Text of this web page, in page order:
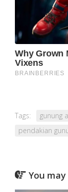
Tags: gunung
pendakian
You